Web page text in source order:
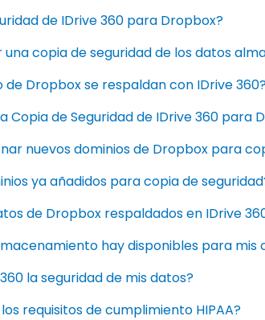
de IDrive 360 para Dropbox?
copia de seguridad de los datos
de Dropbox se respaldan con IDrive
Copia de Seguridad de IDrive 360 para
nuevos dominios de Dropbox para
ya añadidos para copia de
de Dropbox respaldados en IDrive
hay disponibles para mis
la seguridad de mis datos?
requisitos de cumplimiento HIPAA?